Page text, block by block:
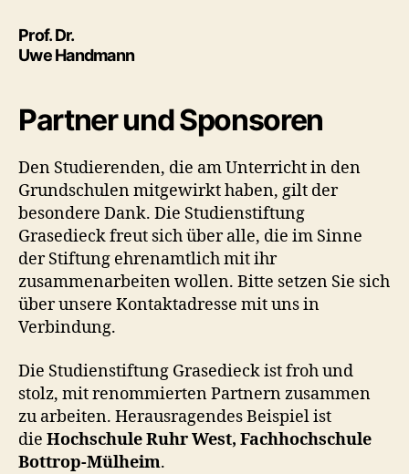
Prof. Dr.
Uwe Handmann
Partner und Sponsoren
Den Studierenden, die am Unterricht in den
Grundschulen mitgewirkt haben, gilt der
besondere Dank. Die Studienstiftung
Grasedieck freut sich über alle, die im Sinne
der Stiftung ehrenamtlich mit ihr
zusammenarbeiten wollen. Bitte setzen Sie sich
über unsere Kontaktadresse mit uns in
Verbindung.
Die Studienstiftung Grasedieck ist froh und
stolz, mit renommierten Partnern zusammen
zu arbeiten. Herausragendes Beispiel ist
die Hochschule Ruhr West, Fachhochschule
Bottrop-Mülheim.